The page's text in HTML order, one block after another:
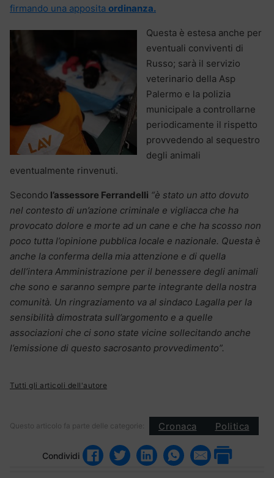
firmando una apposita ordinanza.
Questa è estesa anche per
eventuali conviventi di
Russo; sarà il servizio
veterinario della Asp
Palermo e la polizia
municipale a controllarne
periodicamente il rispetto
provvedendo al sequestro
degli animali
eventualmente rinvenuti.
Secondo l’assessore Ferrandelli “è stato un atto dovuto
nel contesto di un’azione criminale e vigliacca che ha
provocato dolore e morte ad un cane e che ha scosso non
poco tutta l’opinione pubblica locale e nazionale. Questa è
anche la conferma della mia attenzione e di quella
dell’intera Amministrazione per il benessere degli animali
che sono e saranno sempre parte integrante della nostra
comunità. Un ringraziamento va al sindaco Lagalla per la
sensibilità dimostrata sull’argomento e a quelle
associazioni che ci sono state vicine sollecitando anche
l’emissione di questo sacrosanto provvedimento”.
Tutti gli articoli dell'autore
Questo articolo fa parte delle categorie: Cronaca Politica
Condividi